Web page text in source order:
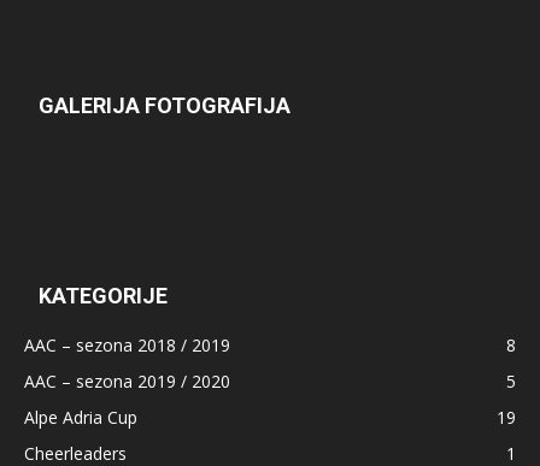
GALERIJA FOTOGRAFIJA
KATEGORIJE
AAC – sezona 2018 / 2019
8
AAC – sezona 2019 / 2020
5
Alpe Adria Cup
19
Cheerleaders
1